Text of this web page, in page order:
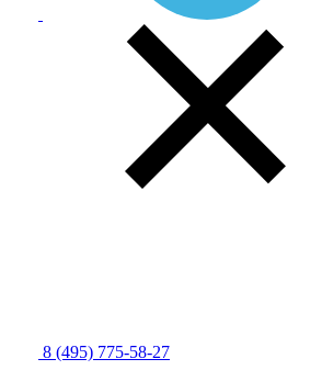
8 (495) 775-58-27